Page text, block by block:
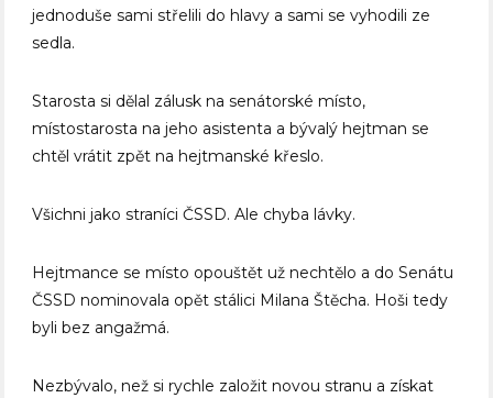
jednoduše sami střelili do hlavy a sami se vyhodili ze
sedla.
Starosta si dělal zálusk na senátorské místo,
místostarosta na jeho asistenta a bývalý hejtman se
chtěl vrátit zpět na hejtmanské křeslo.
Všichni jako straníci ČSSD. Ale chyba lávky.
Hejtmance se místo opouštět už nechtělo a do Senátu
ČSSD nominovala opět stálici Milana Štěcha. Hoši tedy
byli bez angažmá.
Nezbývalo, než si rychle založit novou stranu a získat